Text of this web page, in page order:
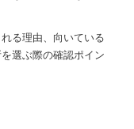
る理由、向いている
選ぶ際の確認ポイン